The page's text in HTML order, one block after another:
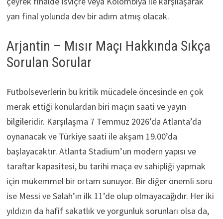
yarı final yolunda dev bir adım atmış olacak.
Arjantin – Mısır Maçı Hakkında Sıkça
Sorulan Sorular
Futbolseverlerin bu kritik mücadele öncesinde en çok
merak ettiği konulardan biri maçın saati ve yayın
bilgileridir. Karşılaşma 7 Temmuz 2026’da Atlanta’da
oynanacak ve Türkiye saati ile akşam 19.00’da
başlayacaktır. Atlanta Stadium’un modern yapısı ve
taraftar kapasitesi, bu tarihi maça ev sahipliği yapmak
için mükemmel bir ortam sunuyor. Bir diğer önemli soru
ise Messi ve Salah’ın ilk 11’de olup olmayacağıdır. Her iki
yıldızın da hafif sakatlık ve yorgunluk sorunları olsa da,